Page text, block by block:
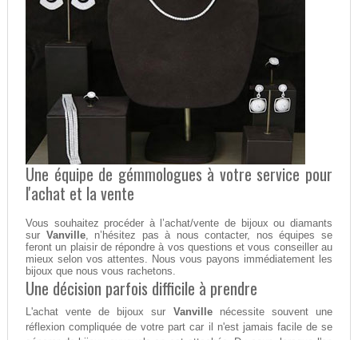
Une équipe de gémmologues à votre service pour
l'achat et la vente
Vous souhaitez procéder à l’achat/vente de bijoux ou diamants
sur Vanville, n’hésitez pas à nous contacter, nos équipes se
feront un plaisir de répondre à vos questions et vous conseiller au
mieux selon vos attentes. Nous vous payons immédiatement les
bijoux que nous vous rachetons.
Une décision parfois difficile à prendre
L'achat vente de bijoux sur Vanvillenécessite souvent une
réflexion compliquée de votre part car il n'est jamais facile de se